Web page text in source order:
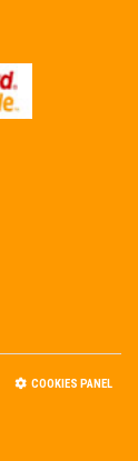
COOKIES PANEL